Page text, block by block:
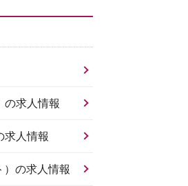
の求人情報
求人情報
）の求人情報